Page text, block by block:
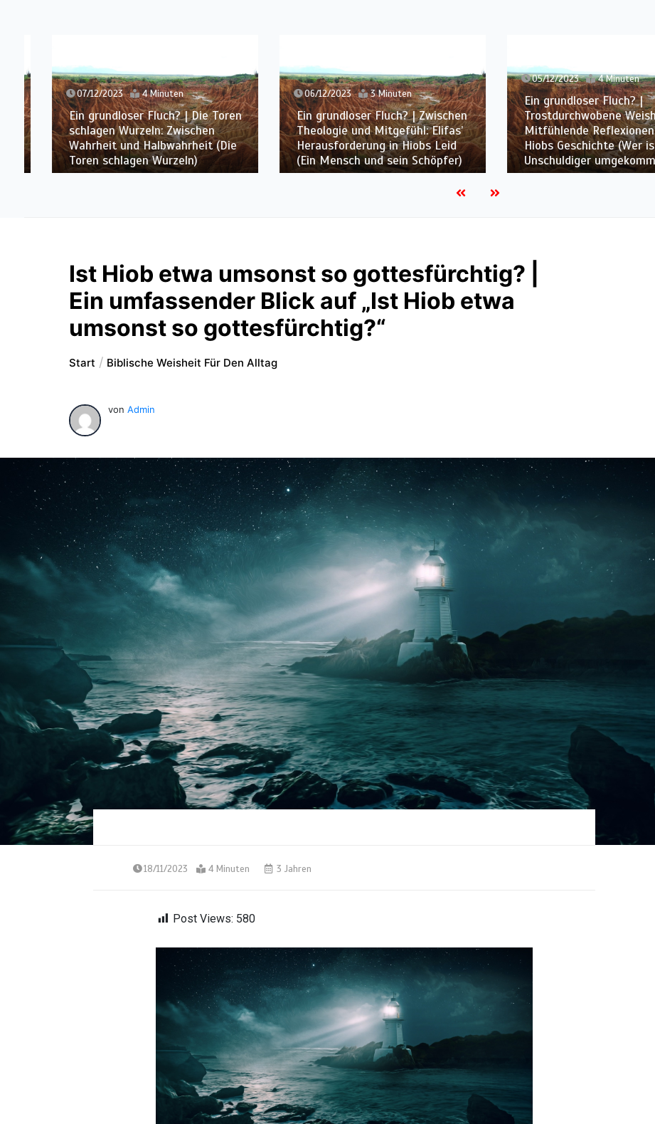
07/12/2023 4 Minuten
Ein grundloser Fluch? | Die Toren
schlagen Wurzeln: Zwischen
Wahrheit und Halbwahrheit (Die
Toren schlagen Wurzeln)
06/12/2023 3 Minuten
Ein grundloser Fluch? | Zwischen
Theologie und Mitgefühl: Elifas’
Herausforderung in Hiobs Leid
(Ein Mensch und sein Schöpfer)
05/12/2023 4 Minuten
Ein grundloser Fluch? |
Trostdurchwobene Weisheit:
Mitfühlende Reflexionen
Hiobs Geschichte (Wer ist
Unschuldiger
Ist Hiob etwa umsonst so gottesfürchtig? |
Ein umfassender Blick auf „Ist Hiob etwa
umsonst so gottesfürchtig?“
Start Biblische Weisheit Für Den Alltag
von Admin
18/11/2023 4 Minuten 3 Jahren
Post Views: 580